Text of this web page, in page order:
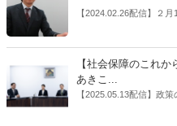
飯田市）は、会員薬局
受け、安定供給確保が
【2024.02.26配信】２
た。本紙では、厚生労
【社会保障のこれ
あきこ...
【2025.05.13配信】政
よいのが社会保障のこ